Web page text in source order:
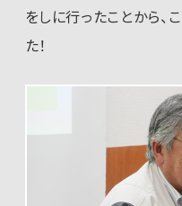
をしに行ったことから、
た！